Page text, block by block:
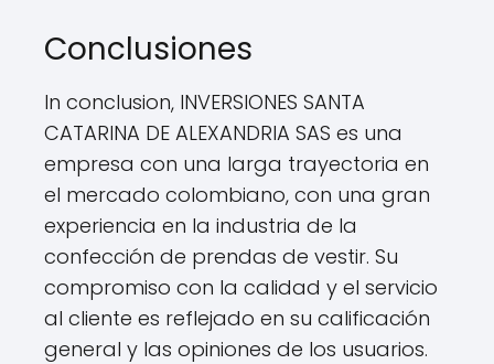
Conclusiones
In conclusion, INVERSIONES SANTA
CATARINA DE ALEXANDRIA SAS es una
empresa con una larga trayectoria en
el mercado colombiano, con una gran
experiencia en la industria de la
confección de prendas de vestir. Su
compromiso con la calidad y el servicio
al cliente es reflejado en su calificación
general y las opiniones de los usuarios.